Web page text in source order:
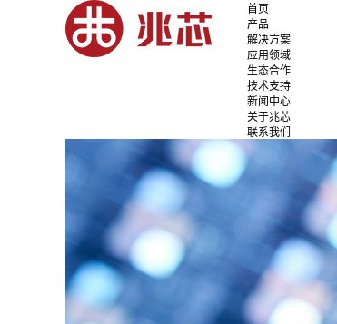
首页
产品
解决方案
应用领域
生态合作
技术支持
新闻中心
关于兆芯
联系我们